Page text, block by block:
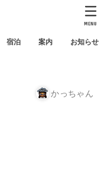
宿泊 案内 お知らせ
MENU
かっちゃん